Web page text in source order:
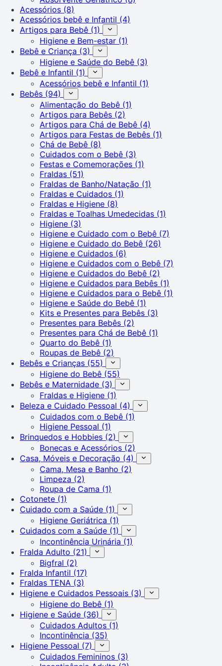
Acessórios (8)
Acessórios bebê e Infantil (4)
Artigos para Bebê (1)
Higiene e Bem-estar (1)
Bebê e Criança (3)
Higiene e Saúde do Bebê (3)
Bebê e Infantil (1)
Acessórios bebê e Infantil (1)
Bebês (94)
Alimentação do Bebê (1)
Artigos para Bebês (2)
Artigos para Chá de Bebê (4)
Artigos para Festas de Bebês (1)
Chá de Bebê (8)
Cuidados com o Bebê (3)
Festas e Comemorações (1)
Fraldas (51)
Fraldas de Banho/Natação (1)
Fraldas e Cuidados (1)
Fraldas e Higiene (8)
Fraldas e Toalhas Umedecidas (1)
Higiene (3)
Higiene e Cuidado com o Bebê (7)
Higiene e Cuidado do Bebê (26)
Higiene e Cuidados (6)
Higiene e Cuidados com o Bebê (7)
Higiene e Cuidados do Bebê (2)
Higiene e Cuidados para Bebês (1)
Higiene e Cuidados para o Bebê (1)
Higiene e Saúde do Bebê (1)
Kits e Presentes para Bebês (3)
Presentes para Bebês (2)
Presentes para Chá de Bebê (1)
Quarto do Bebê (1)
Roupas de Bebê (2)
Bebês e Crianças (55)
Higiene do Bebê (55)
Bebês e Maternidade (3)
Fraldas e Higiene (1)
Beleza e Cuidado Pessoal (4)
Cuidados com o Bebê (1)
Higiene Pessoal (1)
Brinquedos e Hobbies (2)
Bonecas e Acessórios (2)
Casa, Móveis e Decoração (4)
Cama, Mesa e Banho (2)
Limpeza (2)
Roupa de Cama (1)
Cotonete (1)
Cuidado com a Saúde (1)
Higiene Geriátrica (1)
Cuidados com a Saúde (1)
Incontinência Urinária (1)
Fralda Adulto (21)
Bigfral (2)
Fralda Infantil (17)
Fraldas TENA (3)
Higiene e Cuidados Pessoais (3)
Higiene do Bebê (1)
Higiene e Saúde (36)
Cuidados Adultos (1)
Incontinência (35)
Higiene Pessoal (7)
Cuidados Femininos (3)